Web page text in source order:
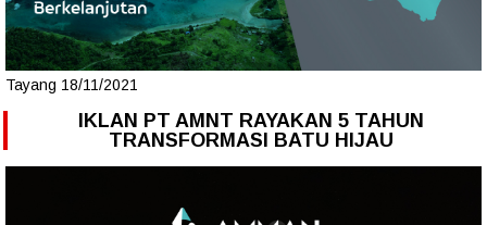
Tayang 18/11/2021
IKLAN PT AMNT RAYAKAN 5 TAHUN
TRANSFORMASI BATU HIJAU